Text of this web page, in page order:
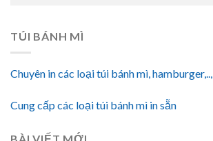
TÚI BÁNH MÌ
Chuyên in các loại túi bánh mì, hamburger,..,
Cung cấp các loại túi bánh mì in sẵn